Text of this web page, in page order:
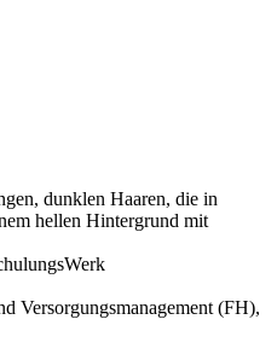
Versorgungsmanagement (FH),